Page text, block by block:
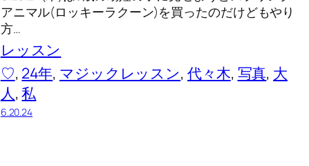
アニマル(ロッキーラクーン)を買ったのだけどもやり
方…
レッスン
♡, 24年, マジックレッスン, 代々木, 写真, 大
人, 私
6.20.24